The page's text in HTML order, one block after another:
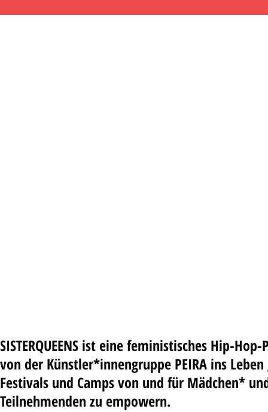
SISTERQUEENS ist eine feministisches Hip-
von der Künstler*innengruppe PEIRA ins
Festivals und Camps von und für Mädchen*
Teilnehmenden zu empowern.